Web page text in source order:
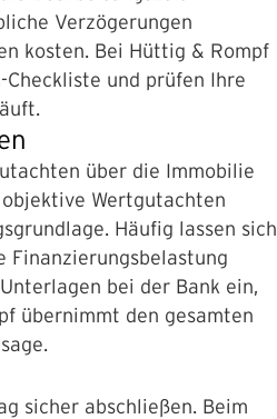
Verzögerungen
kosten. Bei Hüttig & Rompf
und prüfen Ihre
über die Immobilie
Wertgutachten
Häufig lassen sich
Finanzierungsbelastung
bei der Bank ein,
übernimmt den gesamten
sicher abschließen. Beim